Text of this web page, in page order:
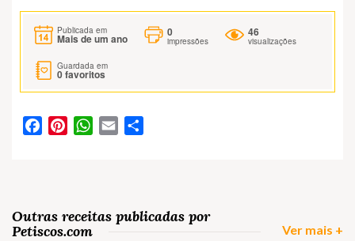
Publicada em
Mais de um ano
0
impressões
46
visualizações
Guardada em
0favoritos
FacebookPinterestWhatsApp
Email
Outras receitas publicadas por
Petiscos.com
Ver mais +